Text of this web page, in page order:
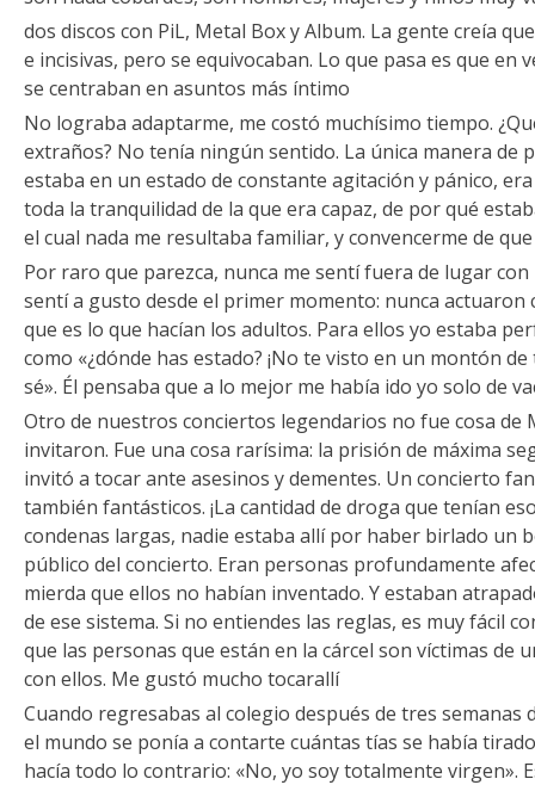
dos discos con PiL, Metal Box y Album. La gente creía
e incisivas, pero se equivocaban. Lo que pasa es que en
se centraban en asuntos más íntimo
No lograba adaptarme, me costó muchísimo tiempo.
extraños? No tenía ningún sentido. La única manera de
estaba en un estado de constante agitación y pánico,
toda la tranquilidad de la que era capaz, de por qué
el cual nada me resultaba familiar, y convencerme de
Por raro que parezca, nunca me sentí fuera de lugar
sentí a gusto desde el primer momento: nunca actuaron
que es lo que hacían los adultos. Para ellos yo estaba
como «¿dónde has estado? ¡No te visto en un montón
sé». Él pensaba que a lo mejor me había ido yo solo de
Otro de nuestros conciertos legendarios no fue cosa de
invitaron. Fue una cosa rarísima: la prisión de máxima
invitó a tocar ante asesinos y dementes. Un concierto
también fantásticos. ¡La cantidad de droga que tenían
condenas largas, nadie estaba allí por haber birlado un
público del concierto. Eran personas profundamente
mierda que ellos no habían inventado. Y estaban
de ese sistema. Si no entiendes las reglas, es muy fácil
que las personas que están en la cárcel son víctimas de
con ellos. Me gustó mucho tocarallí
Cuando regresabas al colegio después de tres semanas
el mundo se ponía a contarte cuántas tías se había
hacía todo lo contrario: «No, yo soy totalmente virgen».